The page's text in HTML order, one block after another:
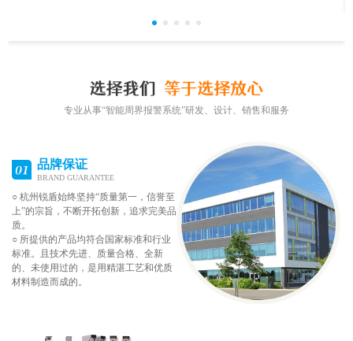
专业从事“智能周界报警系统”研发、设计、销售和服务
品牌保证
BRAND GUARANTEE
○ 杭州锐盾始终坚持“质量第一，信誉至
上”的宗旨，不断开拓创新，追求完美品
质。
○ 所提供的产品均符合国家标准和行业
标准。且技术先进、质量合格、全新
的、未使用过的，是用精湛工艺和优质
材料制造而成的。